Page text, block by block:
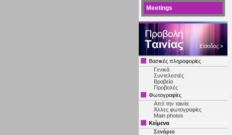
Meetings
Βασικές πληροφορίες
Γενικά
Συντελεστές
Βραβεία
Προβολές
Φωτογραφίες
Από την ταινία
Άλλες φωτογραφίες
Main photos
Κείμενα
Σενάριο